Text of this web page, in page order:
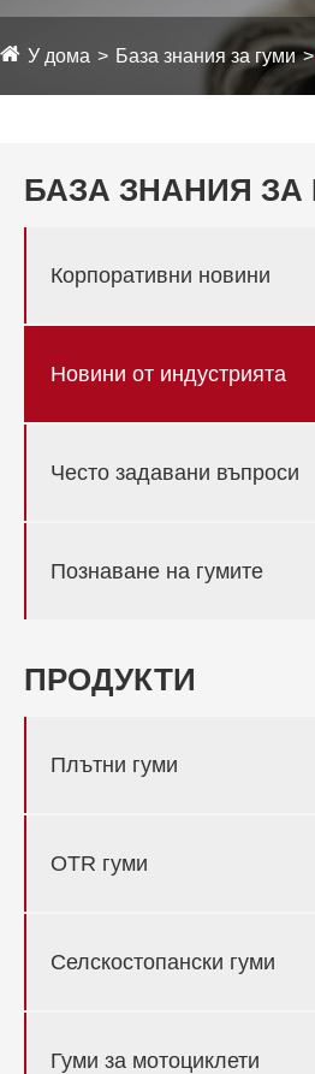
У дома База знания за гуми
БАЗА ЗНАНИЯ ЗА
Корпоративни новини
Новини от индустрията
Често задавани въпроси
Познаване на гумите
ПРОДУКТИ
Плътни гуми
OTR гуми
Селскостопански гуми
Гуми за мотоциклети